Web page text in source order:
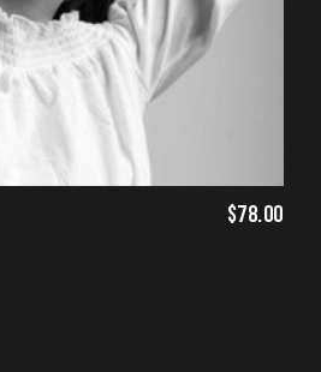
$78.00